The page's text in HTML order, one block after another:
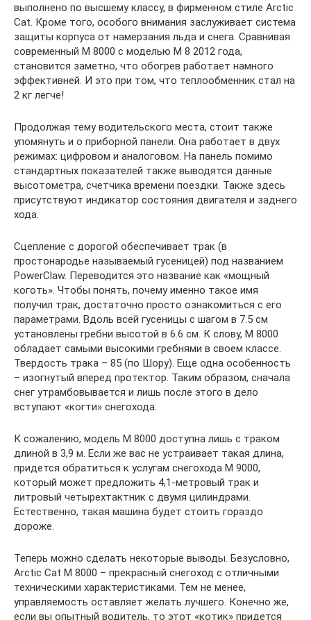
выполнено по высшему классу, в фирменном стиле Arctic
Cat. Кроме того, особого внимания заслуживает система
защиты корпуса от намерзания льда и снега. Сравнивая
современный M 8000 с моделью М 8 2012 года,
становится заметно, что обогрев работает намного
эффективней. И это при том, что теплообменник стал на
2 кг легче!
Продолжая тему водительского места, стоит также
упомянуть и о приборной панели. Она работает в двух
режимах: цифровом и аналоговом. На панель помимо
стандартных показателей также выводятся данные
высотометра, счетчика времени поездки. Также здесь
присутствуют индикатор состояния двигателя и заднего
хода.
Сцепление с дорогой обеспечивает трак (в
простонародье называемый гусеницей) под названием
PowerClaw. Переводится это название как «мощный
коготь». Чтобы понять, почему именно такое имя
получил трак, достаточно просто ознакомиться с его
параметрами. Вдоль всей гусеницы с шагом в 7.5 см
установлены гребни высотой в 6.6 см. К слову, M 8000
обладает самыми высокими гребнями в своем классе.
Твердость трака – 85 (по Шору). Еще одна особенность
– изогнутый вперед протектор. Таким образом, сначала
снег утрамбовывается и лишь после этого в дело
вступают «когти» снегохода.
К сожалению, модель M 8000 доступна лишь с траком
длиной в 3,9 м. Если же вас не устраивает такая длина,
придется обратиться к услугам снегохода М 9000,
который может предложить 4,1-метровый трак и
литровый четырехтактник с двумя цилиндрами.
Естественно, такая машина будет стоить гораздо
дороже.
Теперь можно сделать некоторые выводы. Безусловно,
Arctic Cat М 8000 – прекрасный снегоход с отличными
техническими характеристиками. Тем не менее,
управляемость оставляет желать лучшего. Конечно же,
если вы опытный водитель, то этот «котик» придется